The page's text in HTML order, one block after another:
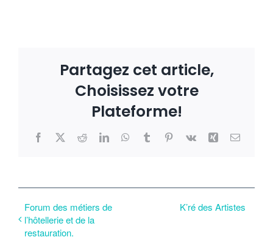
Partagez cet article,
Choisissez votre
Plateforme!
Facebook
X RedditLinkedInWhatsApp
TumblrPinterest
Vk Xing Email
Forum des métiers de
l’hôtellerie et de la
restauration.
K’ré des Artistes